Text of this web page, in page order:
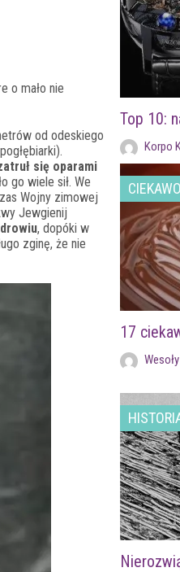
o mało nie
od odeskiego
się oparami
go wiele sił. We
Wojny zimowej
Jewgienij
, dopóki w
zginę, że nie
Top 10:
Korpo
17